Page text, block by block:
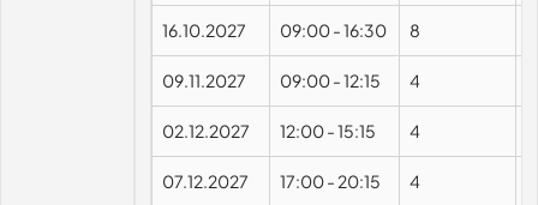
16.10.2027 09:00-16:30 8
09.11.2027 09:00-12:15 4
02.12.2027 12:00-15:15 4
07.12.2027 17:00- 20:15 4